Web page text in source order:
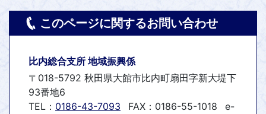
このページに関するお問い合わせ
比内総合支所 地域振興係
〒018-5792 秋田県大館市比内町扇田字新大堤下
93番地6
TEL： 0186-43-7093 FAX：0186-55-1018
e-